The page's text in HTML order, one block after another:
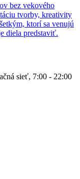
bez vekového
tvorby, kreativity
ktorí sa venujú
diela predstaviť.
sieť, 7:00 - 22:00